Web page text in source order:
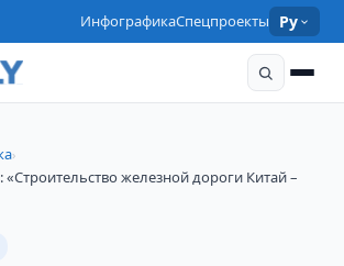
ИнфографикаСпецпроекты Ру
›
железной дороги Китай –